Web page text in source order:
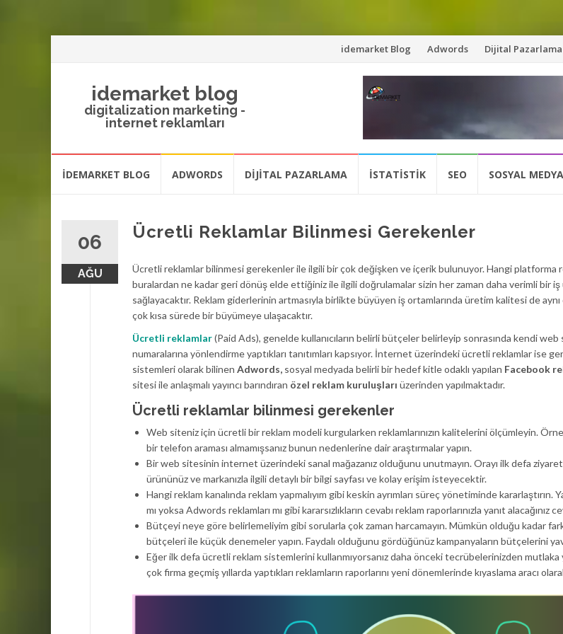
İçeriğe
idemarket Blog Adwords Dijital Pazarlama
idemarket blog
digitalization marketing -
internet reklamları
atlaIDEMARKET BLOG ADWORDS DIJITAL PAZARLAMA İSTATISTIK SEO SOSYAL MEDYA
06
AĞU
Ücretli Reklamlar Bilinmesi Gerekenler
Ücretli reklamlar bilinmesi gerekenler ile ilgili bir çok değişken ve içerik bulunuyor. Hangi platforma
buralardan ne kadar geri dönüş elde ettiğiniz ile ilgili doğrulamalar sizin her zaman daha verimli bir iş
sağlayacaktır. Reklam giderlerinin artmasıyla birlikte büyüyen iş ortamlarında üretim kalitesi de
çok kısa sürede bir büyümeye ulaşacaktır.
Ücretli reklamlar(Paid Ads), genelde kullanıcıların belirli bütçeler belirleyip sonrasında kendi
numaralarına yönlendirme yaptıkları tanıtımları kapsıyor. İnternet üzerindeki ücretli reklamlar ise
sistemleri olarak bilinen Adwords, sosyal medyada belirli bir hedef kitle odaklı yapılan Facebook
sitesi ile anlaşmalı yayıncı barındıran özel reklam kuruluşları üzerinden yapılmaktadır.
Ücretli reklamlar bilinmesi gerekenler
Web siteniz için ücretli bir reklam modeli kurgularken reklamlarınızın kalitelerini ölçümleyin.
bir telefon araması almamışsanız bunun nedenlerine dair araştırmalar yapın.
Bir web sitesinin internet üzerindeki sanal mağazanız olduğunu unutmayın. Orayı ilk defa
ürününüz ve markanızla ilgili detaylı bir bilgi sayfası ve kolay erişim isteyecektir.
Hangi reklam kanalında reklam yapmalıyım gibi keskin ayrımları süreç yönetiminde
mı yoksa Adwords reklamları mı gibi kararsızlıkların cevabı reklam raporlarınızla yanıt alacağınız
Bütçeyi neye göre belirlemeliyim gibi sorularla çok zaman harcamayın. Mümkün olduğu kadar
bütçeleri ile küçük denemeler yapın. Faydalı olduğunu gördüğünüz kampanyaların bütçelerini
Eğer ilk defa ücretli reklam sistemlerini kullanmıyorsanız daha önceki tecrübelerinizden mutlaka
çok firma geçmiş yıllarda yaptıkları reklamların raporlarını yeni dönemlerinde kıyaslama aracı